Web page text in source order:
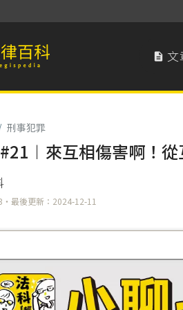

刑事犯罪
來互相傷害啊！
最後更新：2024-12-11